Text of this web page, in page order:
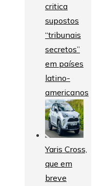
critica
supostos
“tribunais
secretos”
em países
latino-
americanos
Yaris Cross,
que em
breve